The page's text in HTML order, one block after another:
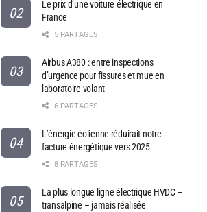
Le prix d’une voiture électrique en
France
5 PARTAGES
Airbus A380 : entre inspections
d’urgence pour fissures et mue en
laboratoire volant
6 PARTAGES
L’énergie éolienne réduirait notre
facture énergétique vers 2025
8 PARTAGES
La plus longue ligne électrique HVDC –
transalpine – jamais réalisée